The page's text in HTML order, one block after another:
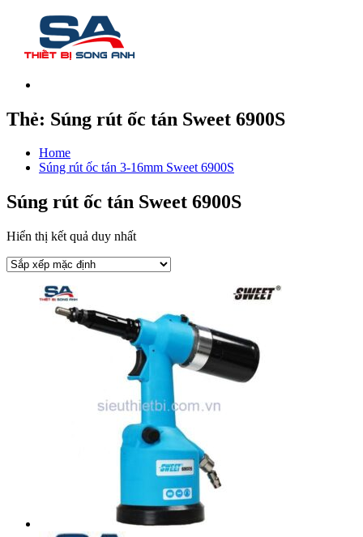
Thẻ: Súng rút ốc tán Sweet 6900S
Home
Súng rút ốc tán 3-16mm Sweet 6900S
Súng rút ốc tán Sweet 6900S
Hiển thị kết quả duy nhất